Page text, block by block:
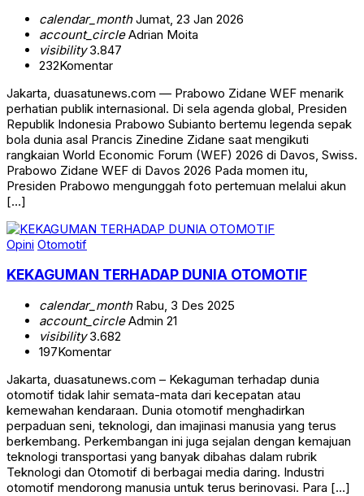
calendar_monthJumat, 23 Jan 2026
account_circleAdrian Moita
visibility3.847
232Komentar
Jakarta, duasatunews.com — Prabowo Zidane WEF menarik
perhatian publik internasional. Di sela agenda global, Presiden
Republik Indonesia Prabowo Subianto bertemu legenda sepak
bola dunia asal Prancis Zinedine Zidane saat mengikuti
rangkaian World Economic Forum (WEF) 2026 di Davos, Swiss.
Prabowo Zidane WEF di Davos 2026 Pada momen itu,
Presiden Prabowo mengunggah foto pertemuan melalui akun
[…]
Opini Otomotif
KEKAGUMAN TERHADAP DUNIA OTOMOTIF
calendar_monthRabu, 3 Des 2025
account_circleAdmin 21
visibility3.682
197Komentar
Jakarta, duasatunews.com – Kekaguman terhadap dunia
otomotif tidak lahir semata-mata dari kecepatan atau
kemewahan kendaraan. Dunia otomotif menghadirkan
perpaduan seni, teknologi, dan imajinasi manusia yang terus
berkembang. Perkembangan ini juga sejalan dengan kemajuan
teknologi transportasi yang banyak dibahas dalam rubrik
Teknologi dan Otomotif di berbagai media daring. Industri
otomotif mendorong manusia untuk terus berinovasi. Para […]